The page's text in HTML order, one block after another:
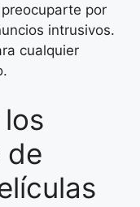
por
intrusivos.
cualquier
de